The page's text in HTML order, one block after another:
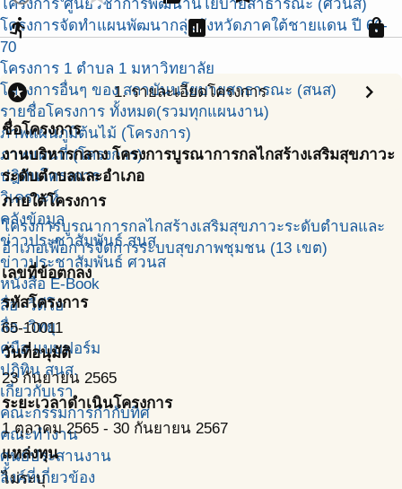
โครงการ ศูนย์วิชาการพัฒนานโยบายสาธารณะ (ศวนส)
โครงการจัดทำแผนพัฒนากลุ่มจังหวัดภาคใต้ชายแดน ปี 66-
70
โครงการ 1 ตำบล 1 มหาวิทยาลัย
โครงการอื่นๆ ของ สถาบันนโยบายสาธารณะ (สนส)
รายชื่อโครงการ ทั้งหมด(รวมทุกแผนงาน)
ภาพแผนภูมิต้นไม้ (โครงการ)
ภาพแผนที่ (โครงการ)
ปฎิทินโครงการ
วิเคราะห์
คลังข้อมูล
ข่าวประชาสัมพันธ์ สนส
ข่าวประชาสัมพันธ์ ศวนส
หนังสือ E-Book
สื่อ -วีดีโอ
สื่อ -วิทยุ
คู่มือ แบบฟอร์ม
ปฎิทิน สนส.
เกี่ยวกับเรา
คณะกรรมการกำกับทิศ
คณะทำงาน
ศูนย์ประสานงาน
ลิ้งค์ที่เกี่ยวข้อง
directions_run assessment lock
stars 1. รายละเอียดโครงการ chevron_right
ชื่อโครงการ
งานบริหารกลาง โครงการบูรณาการกลไกสร้างเสริมสุขภาวะ
ระดับตำบลและอำเภอ
ภายใต้โครงการ
โครงการบูรณาการกลไกสร้างเสริมสุขภาวะระดับตำบลและ
อำเภอเพื่อการจัดการระบบสุขภาพชุมชน (13 เขต)
เลขที่ข้อตกลง
รหัสโครงการ
65-10011
วันที่อนุมัติ
23 กันยายน 2565
ระยะเวลาดำเนินโครงการ
1 ตุลาคม 2565 - 30 กันยายน 2567
แหล่งทุน
ไม่ระบุ